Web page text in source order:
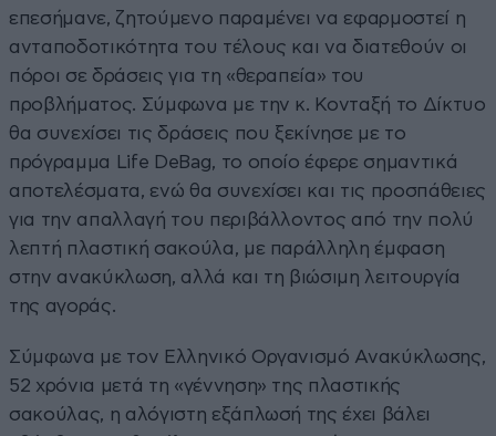
επεσήμανε, ζητούμενο παραμένει να εφαρμοστεί η
ανταποδοτικότητα του τέλους και να διατεθούν οι
πόροι σε δράσεις για τη «θεραπεία» του
προβλήματος. Σύμφωνα με την κ. Κονταξή το Δίκτυο
θα συνεχίσει τις δράσεις που ξεκίνησε με το
πρόγραμμα Life DeBag, το οποίο έφερε σημαντικά
αποτελέσματα, ενώ θα συνεχίσει και τις προσπάθειες
για την απαλλαγή του περιβάλλοντος από την πολύ
λεπτή πλαστική σακούλα, με παράλληλη έμφαση
στην ανακύκλωση, αλλά και τη βιώσιμη λειτουργία
της αγοράς.
Σύμφωνα με τον Ελληνικό Οργανισμό Ανακύκλωσης,
52 χρόνια μετά τη «γέννηση» της πλαστικής
σακούλας, η αλόγιστη εξάπλωσή της έχει βάλει